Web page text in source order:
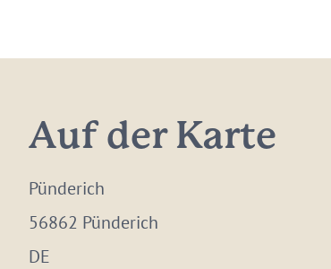
Auf der Karte
Pünderich
56862 Pünderich
DE